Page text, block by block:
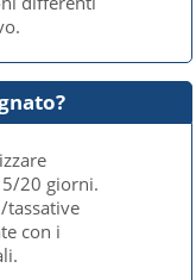
20 giorni.
tassative
con i